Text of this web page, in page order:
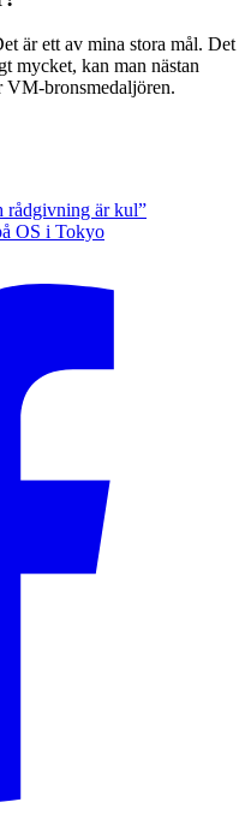
är ett av mina stora mål. Det
mycket, kan man nästan
VM-bronsmedaljören.
rådgivning är kul”
OS i Tokyo